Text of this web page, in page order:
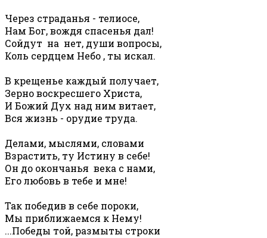
Через страданья - телиосе,
Нам Бог, вождя спасенья дал!
Сойдут на нет, души вопросы,
Коль сердцем Небо , ты искал.
В крещенье каждый получает,
Зерно воскресшего Христа,
И Божий Дух над ним витает,
Вся жизнь - орудие труда.
Делами, мыслями, словами
Взрастить, ту Истину в себе!
Он до окончанья века с нами,
Его любовь в тебе и мне!
Так победив в себе пороки,
Мы приближаемся к Нему!
...Победы той, размыты строки